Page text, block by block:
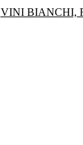
VINI BIANCHI,